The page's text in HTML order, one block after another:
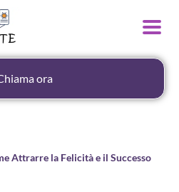
ora
Attrarre la Felicità e il Successo